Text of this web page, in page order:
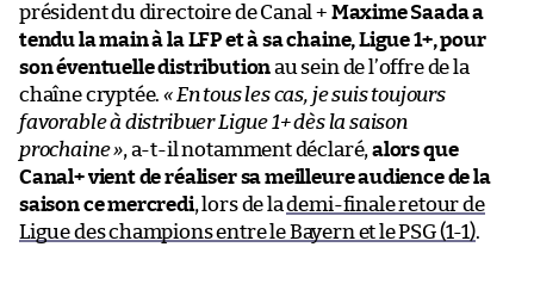
président du directoire de Canal + Maxime Saada a
tendu la main à la LFP et à sa chaine, Ligue 1+, pour
son éventuelle distributionau sein de l’offre de la
chaîne cryptée.« En tous les cas, je suis toujours
favorable à distribuer Ligue 1+ dès la saison
prochaine », a-t-il notamment déclaré, alors que
Canal+ vient de réaliser sa meilleure audience de la
saison ce mercredi, lors de lademi-finale retour de
Ligue des champions entre le Bayern et le PSG (1-1).